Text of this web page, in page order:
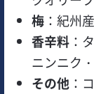
梅：紀州
香辛料：
ニンニク
その他：